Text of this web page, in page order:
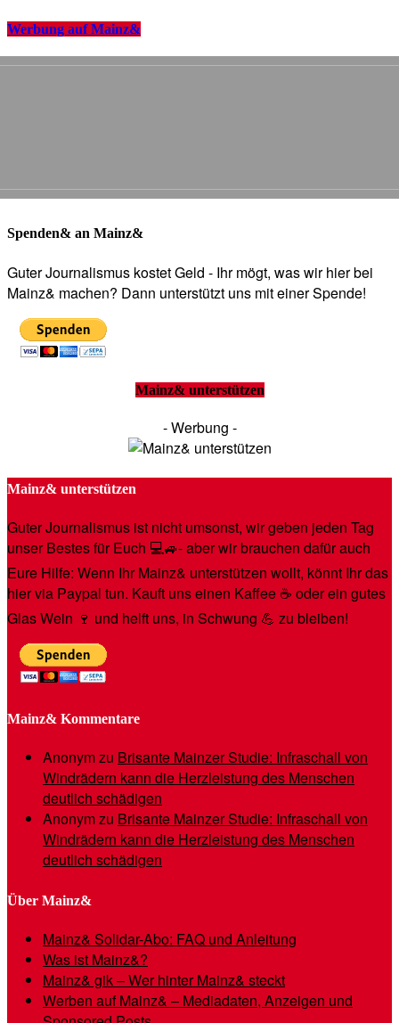
Werbung auf Mainz&
Spenden& an Mainz&
Guter Journalismus kostet Geld - Ihr mögt, was wir hier bei
Mainz& machen? Dann unterstützt uns mit einer Spende!
Mainz& unterstützen
- Werbung -
Mainz& unterstützen
Guter Journalismus ist nicht umsonst, wir geben jeden Tag
unser Bestes für Euch 💻🚙- aber wir brauchen dafür auch
Eure Hilfe: Wenn Ihr Mainz& unterstützen wollt, könnt Ihr das
hier via Paypal tun. Kauft uns einen Kaffee ☕️ oder ein gutes
Glas Wein 🍷 und helft uns, in Schwung 💪 zu bleiben!
Mainz& Kommentare
Anonymzu Brisante Mainzer Studie: Infraschall von
Windrädern kann die Herzleistung des Menschen
deutlich schädigen
Anonymzu Brisante Mainzer Studie: Infraschall von
Windrädern kann die Herzleistung des Menschen
deutlich schädigen
Über Mainz&
Mainz& Solidar-Abo: FAQ und Anleitung
Was ist Mainz&?
Mainz& gik – Wer hinter Mainz& steckt
Werben auf Mainz& – Mediadaten, Anzeigen und